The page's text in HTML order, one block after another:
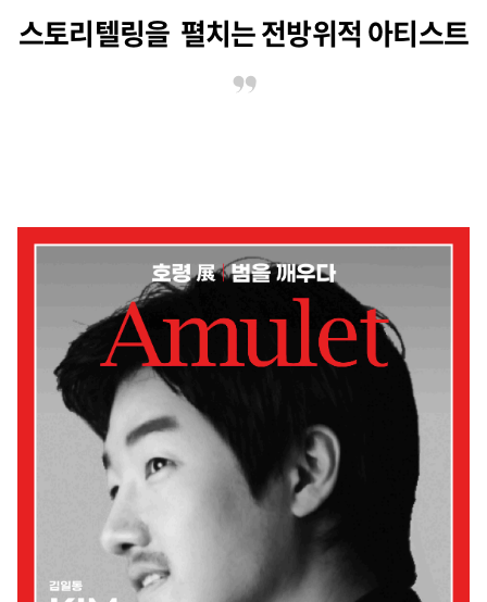
스토리텔링을 펼치는 전방위적 아티스트